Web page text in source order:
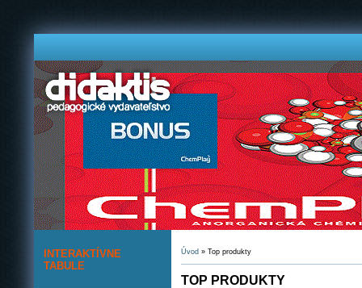
INTERAKTÍVNE
TABULE
Úvod » Top produkty
TOP PRODUKTY